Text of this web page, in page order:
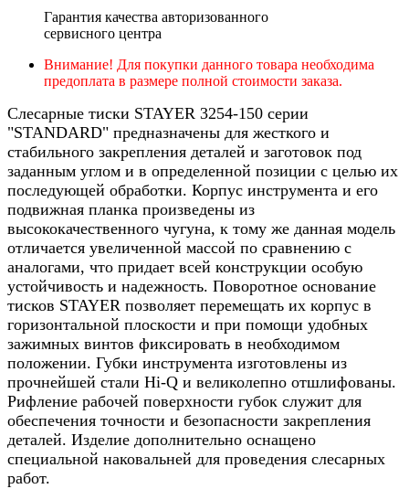
Гарантия качества авторизованного
сервисного центра
Внимание! Для покупки данного товара необходима
предоплата в размере полной стоимости заказа.
Слесарные тиски STAYER 3254-150 серии
"STANDARD" предназначены для жесткого и
стабильного закрепления деталей и заготовок под
заданным углом и в определенной позиции с целью их
последующей обработки. Корпус инструмента и его
подвижная планка произведены из
высококачественного чугуна, к тому же данная модель
отличается увеличенной массой по сравнению с
аналогами, что придает всей конструкции особую
устойчивость и надежность. Поворотное основание
тисков STAYER позволяет перемещать их корпус в
горизонтальной плоскости и при помощи удобных
зажимных винтов фиксировать в необходимом
положении. Губки инструмента изготовлены из
прочнейшей стали Hi-Q и великолепно отшлифованы.
Рифление рабочей поверхности губок служит для
обеспечения точности и безопасности закрепления
деталей. Изделие дополнительно оснащено
специальной наковальней для проведения слесарных
работ.